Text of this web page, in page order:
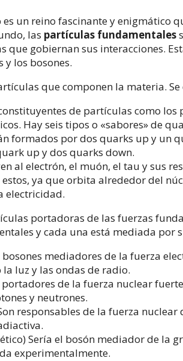
un reino fascinante y enigmático
las partículas fundamentales
que gobiernan sus interacciones.
los bosones.
que componen la materia.
de partículas como
Hay seis tipos o «sabores» de
formados por dos quarks up y un
up y dos quarks down.
al electrón, el muón, el tau y sus
ya que orbita alrededor del
electricidad.
portadoras de las fuerzas
y cada una está mediada por
bosones mediadores de la fuerza
luz y las ondas de radio.
portadores de la fuerza nuclear
y neutrones.
responsables de la fuerza
Sería el bosón mediador de la
experimentalmente.